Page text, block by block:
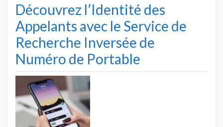
Découvrez l’Identité des
Appelants avec le Service de
Recherche Inversée de
Numéro de Portable